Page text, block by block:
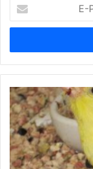
Posta
adresinizi